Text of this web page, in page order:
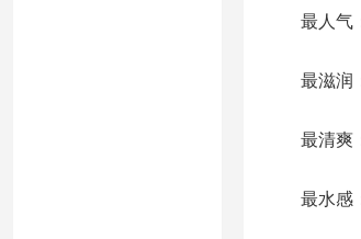
最人气：
最滋润：
最清爽
最水感